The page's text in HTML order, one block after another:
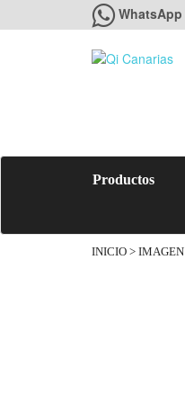
WhatsApp
Productos
INICIO > IMAGEN